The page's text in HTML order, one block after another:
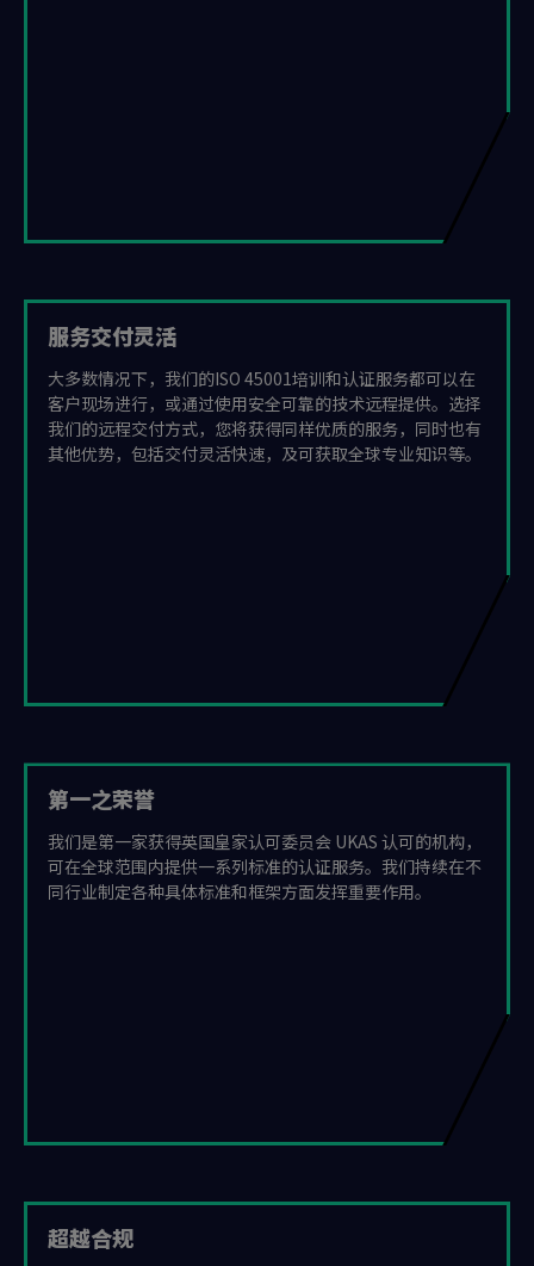
服务交付灵活
大多数情况下，我们的ISO 45001培训和认证服务都可以在
客户现场进行，或通过使用安全可靠的技术远程提供。选择
我们的远程交付方式，您将获得同样优质的服务，同时也有
其他优势，包括交付灵活快速，及可获取全球专业知识等。
第一之荣誉
我们是第一家获得英国皇家认可委员会 UKAS 认可的机构，
可在全球范围内提供一系列标准的认证服务。我们持续在不
同行业制定各种具体标准和框架方面发挥重要作用。
超越合规